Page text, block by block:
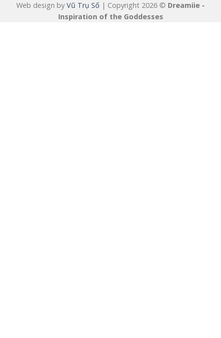
Web design by Vũ Trụ Số | Copyright 2026 © Dreamiie -
Inspiration of the Goddesses